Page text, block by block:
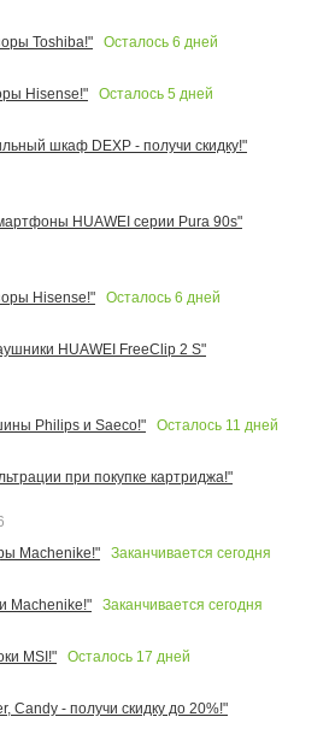
Toshiba!"
Осталось 6 дней
Hisense!"
Осталось 5 дней
шкаф DEXP - получи скидку!"
HUAWEI серии Pura 90s"
Hisense!"
Осталось 6 дней
HUAWEI FreeClip 2 S"
Philips и Saeco!"
Осталось 11 дней
при покупке картриджа!"
Machenike!"
Заканчивается сегодня
Machenike!"
Заканчивается сегодня
MSI!"
Осталось 17 дней
Candy - получи скидку до 20%!"